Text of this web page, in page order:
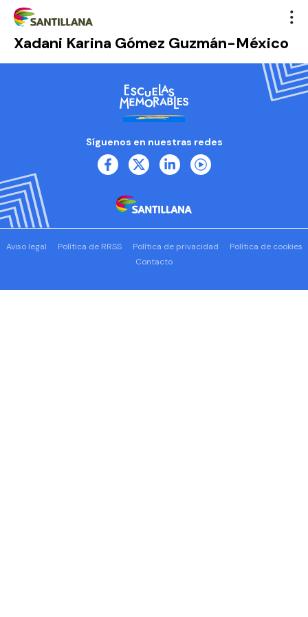
Xadani Karina Gómez Guzmán-México
Síguenos en nuestras redes
Aviso legal Política de RRSS Política de privacidad
Política de cookies
Contacto